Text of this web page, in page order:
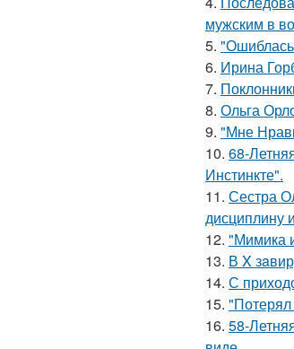
мужским в
5. "Ошиблась
6. Ирина
7.
8. Ольга
9. "Мне
10. 68-
Инстинкте".
11. Сестра
дисциплину
12. "Мимика
13. В X
14. С
15.
16. 58-